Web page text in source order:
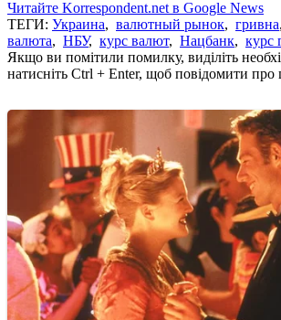
Читайте Korrespondent.net в Google News
ТЕГИ: Украина, валютный рынок, гривна
валюта, НБУ, курс валют, Нацбанк, курс
Якщо ви помітили помилку, виділіть
натисніть Ctrl + Enter, щоб повідомити про